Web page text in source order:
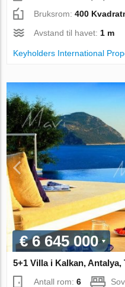
Bruksrom:400
Avstand til havet: 1 m
Keyholders International
€ 6 645 000
5+1 Villa i Kalkan, Antalya,
Antall rom:6